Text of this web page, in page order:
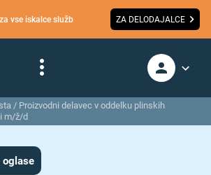
za vse iskalce služb ZA DELODAJALCE
/ Proizvodni delavec v oddelku plinskih
m/ž/d
oglase